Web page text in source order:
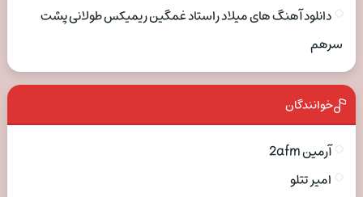
دانلود آهنگ های میلاد راستاد غمگین ریمیکس طولانی پشت
سرهم
خوانندگان
آرمین 2afm
امیر تتلو